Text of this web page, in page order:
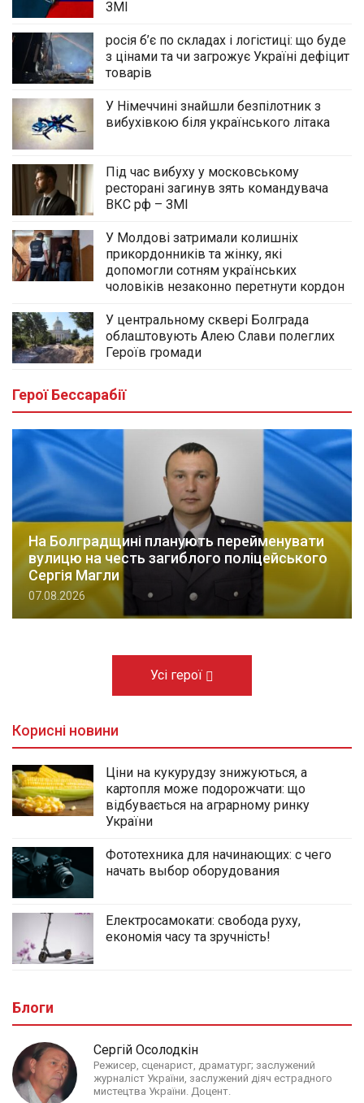
ЗМІ
росія б’є по складах і логістиці: що буде
з цінами та чи загрожує Україні дефіцит
товарів
У Німеччині знайшли безпілотник з
вибухівкою біля українського літака
Під час вибуху у московському
ресторані загинув зять командувача
ВКС рф – ЗМІ
У Молдові затримали колишніх
прикордонників та жінку, які
допомогли сотням українських
чоловіків незаконно перетнути кордон
У центральному сквері Болграда
облаштовують Алею Слави полеглих
Героїв громади
Герої Бессарабії
На Болградщині планують перейменувати
вулицю на честь загиблого поліцейського
Сергія Магли
07.08.2026
Усі герої
Корисні новини
Ціни на кукурудзу знижуються, а
картопля може подорожчати: що
відбувається на аграрному ринку
України
Фототехника для начинающих: с чего
начать выбор оборудования
Електросамокати: свобода руху,
економія часу та зручність!
Блоги
Сергій Осолодкін
Режисер, сценарист, драматург; заслужений
журналіст України, заслужений діяч естрадного
мистецтва України. Доцент.